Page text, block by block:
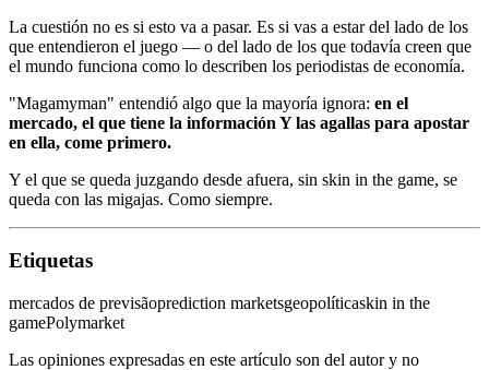
La cuestión no es si esto va a pasar. Es si vas a estar del lado de los
que entendieron el juego — o del lado de los que todavía creen que
el mundo funciona como lo describen los periodistas de economía.
"Magamyman" entendió algo que la mayoría ignora: en el
mercado, el que tiene la información Y las agallas para apostar
en ella, come primero.
Y el que se queda juzgando desde afuera, sin skin in the game, se
queda con las migajas. Como siempre.
Etiquetas
mercados de previsãoprediction marketsgeopolíticaskin in the
gamePolymarket
Las opiniones expresadas en este artículo son del autor y no